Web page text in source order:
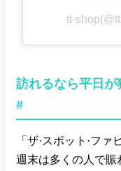
tt-
訪れるなら平日が
#
「ザ·スポット·フ
週末は多くの人で賑